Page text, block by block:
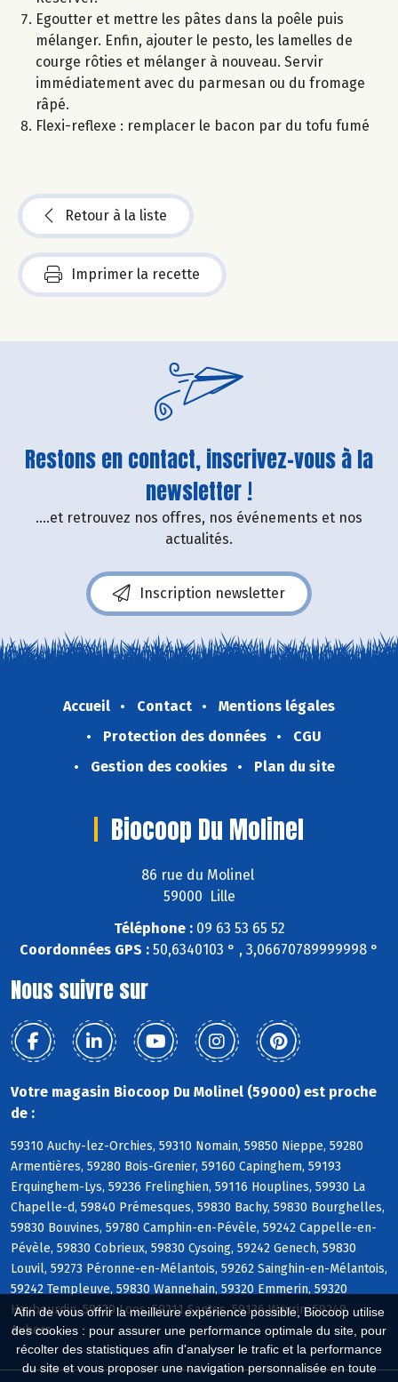
Afin de vous offrir la meilleure expérience possible, Biocoop utilise
des cookies : pour assurer une performance optimale du site, pour
récolter des statistiques afin d'analyser le trafic et la performance
du site et vous proposer une navigation personnalisée en toute
Egoutter et mettre les pâtes dans la poêle puis
mélanger. Enfin, ajouter le pesto, les lamelles de
courge rôties et mélanger à nouveau. Servir
immédiatement avec du parmesan ou du fromage
râpé.
Flexi-reflexe : remplacer le bacon par du tofu fumé
Retour à la liste
Imprimer la recette
Restons en contact, inscrivez-vous à la
newsletter !
....et retrouvez nos offres, nos événements et nos
actualités.
Inscription newsletter
Accueil Contact
Mentions légales
Protection des données
CGU
Gestion des cookies
Plan du site
Biocoop Du Molinel
86 rue du Molinel
59000 Lille
Téléphone :09 63 53 65 52
Coordonnées GPS : 50,6340103 ° , 3,06670789999998 °
Nous suivre sur
Votre magasin Biocoop Du Molinel (59000) est proche
de :
59310 Auchy-lez-Orchies, 59310 Nomain, 59850 Nieppe, 59280
Armentières, 59280 Bois-Grenier, 59160 Capinghem, 59193
Erquinghem-Lys, 59236 Frelinghien, 59116 Houplines, 59930 La
Chapelle-d, 59840 Prémesques, 59830 Bachy, 59830 Bourghelles,
59830 Bouvines, 59780 Camphin-en-Pévèle, 59242 Cappelle-en-
Pévèle, 59830 Cobrieux, 59830 Cysoing, 59242 Genech, 59830
Louvil, 59273 Péronne-en-Mélantois, 59262 Sainghin-en-Mélantois,
59242 Templeuve, 59830 Wannehain, 59320 Emmerin, 59320
Haubourdin, 59120 Loos, 59211 Santes, 59136 Wavrin, 59249
Aubers